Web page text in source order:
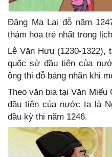
Đặng Ma Lai đỗ năm
thám hoa trẻ nhất trong
Lê Văn Hưu (1230-
quốc sử đầu tiên của
ông thi đỗ bảng nhãn khi
Theo văn bia tại Văn Miếu
đầu tiên của nước ta là
đầu kỳ thi năm 1246.